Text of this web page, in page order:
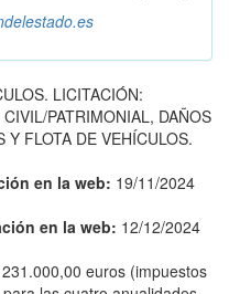
LICITACIÓN:
PATRIMONIAL, DAÑOS
Y FLOTA DE VEHÍCULOS.
en la web: 19/11/2024
en la web: 12/12/2024
231.000,00 euros (impuestos